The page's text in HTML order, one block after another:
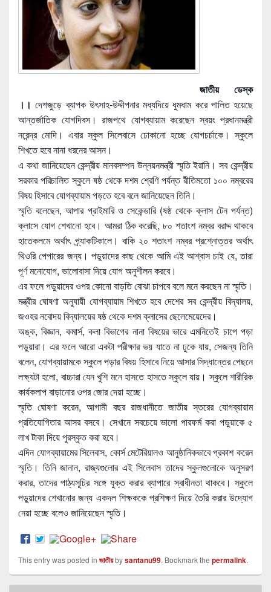
জাতীয় ডেস্ক
।। দেশজুড়ে ব্যাপক উৎসাহ-উদ্দীপনার মধ্যদিয়ে ধুমধাম করে পালিত হয়েছে
আন্তর্জাতিক যোগদিবস। রাজপথে যোগব্যায়াম করেছেন স্বয়ং প্রধানমন্ত্রী
নরেন্দ্র মোদি। এবার স্কুল সিলেবাসে ঢোকানো হচ্ছে যোগচর্চাকে। স্কুলে
শিখতে হবে নানা ধরনের আসন।
এ কথা জানিয়েছেন কেন্দ্রীয় মানবসম্পদ উন্নয়নমন্ত্রী স্মৃতি ইরানি। সব কেন্দ্রীয়
সরকার পরিচালিত স্কুলে ষষ্ঠ থেকে দশম শ্রেণি পর্যন্ত রীতিমতো ১০০ নম্বরের
বিষয় হিসাবে যোগব্যায়াম পড়তেহবে বলে জানিয়েছেন তিনি।
স্মৃতি বলেছেন, আপার প্রাইমারি ও সেকেন্ডারি (ষষ্ঠ থেকে ক্লাস টেন পর্যন্ত)
ক্লাসে যোগ শেখানো হবে। আমরা ঠিক করেছি, ৮০ শতাংশ নম্বর বরাদ্দ থাকবে
হাতেকলমে অর্থাৎ প্র্যাকটিকালে। বাকি ২০ শতাংশ নম্বর প্রশ্নোত্তর অর্থাৎ
থিওরি পেপারের জন্য। পডুয়াদের কাছ থেকে আমি এই আশ্বাস চাই যে, তারা
পূর্ণ মনোযোগ, ভালোবাসা দিয়ে যোগ অনুশীলন করবে।
এর ফলে পড়ুয়াদের ওপর কোনো বাড়তি বোঝা চাপবে বলে মনে করছেন না স্মৃতি।
মন্ত্রীর ঘোষণা অনুযায়ী যোগব্যায়াম শিখতে হবে দেশের সব কেন্দ্রীয় বিদ্যালয়,
জওহর নবোদয় বিদ্যালয়ের ষষ্ঠ থেকে দশম ক্লাসের ছেলেমেয়েদের।
অঙ্ক, বিজ্ঞান, কমার্স, কলা বিভাগের নানা বিষয়ের ভারে এমনিতেই চাপে পড়া
পড়ুয়ারা। এর ফলে আরো একটা পরীক্ষার ভয় যাতে না ঢুকে যায়, সেজন্য তিনি
বলেন, যোগব্যায়ামকে স্কুলে পড়ার বিষয় হিসাবে নিয়ে আসার সিদ্ধান্তের পেছনে
লক্ষ্যটা হলো, বাচ্চারা যেন খুশি মনে হাসতে হাসতে স্কুলে যায়। স্কুলে শারীরিক
কার্যকলাপ বাড়ানোর ওপর জোর দেয়া হচ্ছে।
স্মৃতি ঘোষণা করেন, আগামী বছর রাজধানীতে জাতীয় স্তরের যোগব্যায়াম
প্রতিযোগিতার আসর বসবে। সেখানে সবচেয়ে ভালো পারফর্ম করা পড়ুয়াকে ৫
লাখ টাকা দিয়ে পুরস্কৃত করা হবে।
এদিন যোগব্যায়ামের সিলেবাস, কোর্স মেটেরিয়ালও আনুষ্ঠানিকভাবে প্রকাশ করেন
স্মৃতি। তিনি জানান, রাজ্যগুলোর এই সিলেবাস তাদের স্কুলগুলোকে অনুসরণ
করার, তাদের পাঠ্যসূচির সঙ্গে যুক্ত করার ব্যাপারে স্বাধীনতা থাকবে। স্কুলে
পড়ুয়াদের শেখানোর জন্য একদল শিক্ষককে প্রশিক্ষণ দিয়ে তৈরি করার উদ্যোগ
নেয়া হচ্ছে বলেও জানিয়েছেন স্মৃতি।
This entry was posted in জাতীয়bysantanu99. Bookmark the permalink.